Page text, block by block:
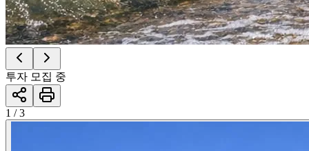
투자 모집 중
1 / 3